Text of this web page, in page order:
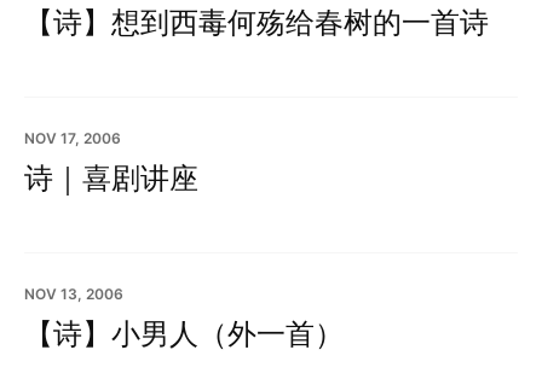
【诗】想到西毒何殇给春树的一首诗
NOV 17, 2006
诗｜喜剧讲座
NOV 13, 2006
【诗】小男人（外一首）